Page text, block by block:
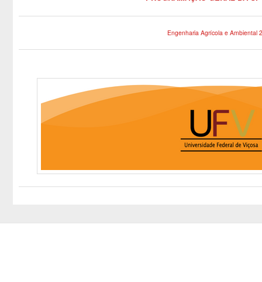
Engenharia Agrícola e Ambiental